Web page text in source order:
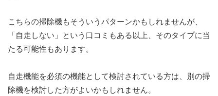
こちらの掃除機もそういうパターンかもしれませんが、
「自走しない」という口コミもある以上、そのタイプに当
たる可能性もあります。
自走機能を必須の機能として検討されている方は、別の掃
除機を検討した方がよいかもしれません。